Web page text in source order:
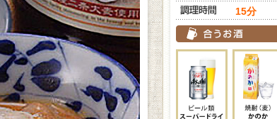
15分